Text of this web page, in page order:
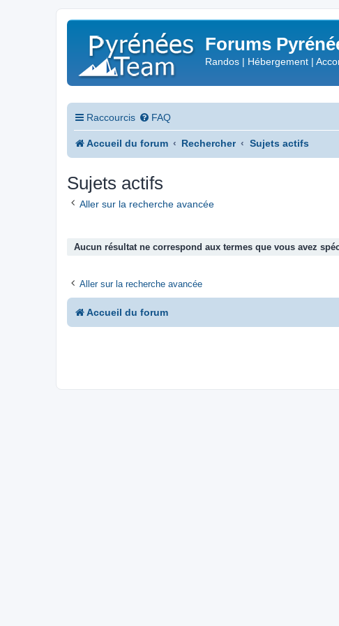
Forums
Randos | Hébergement |
Raccourcis FAQ
Accueil du forum Rechercher Sujets actifs
Sujets actifs
Aller sur la recherche avancée
Aucun résultat ne correspond aux termes que vous avez
Aller sur la recherche avancée
Accueil du forum